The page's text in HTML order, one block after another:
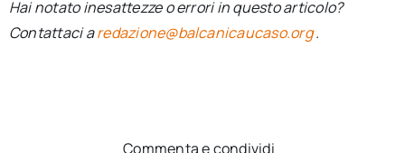
Hai notato inesattezze o errori in questo articolo?
Contattaci aredazione@balcanicaucaso.org.
Commenta e condividi